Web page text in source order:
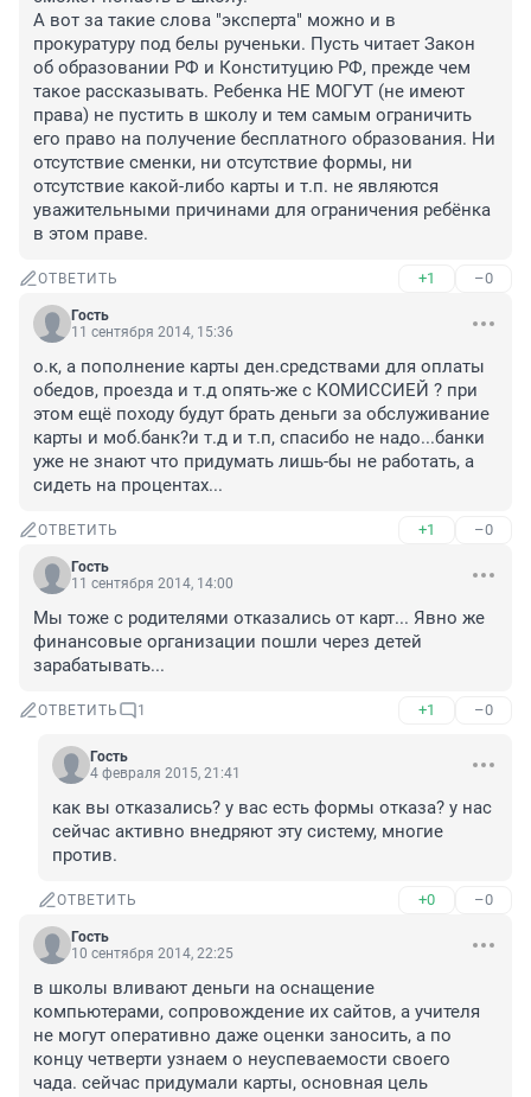
А вот за такие слова "эксперта" можно и в
прокуратуру под белы рученьки. Пусть читает Закон
об образовании РФ и Конституцию РФ, прежде чем
такое рассказывать. Ребенка НЕ МОГУТ (не имеют
права) не пустить в школу и тем самым ограничить
его право на получение бесплатного образования. Ни
отсутствие сменки, ни отсутствие формы, ни
отсутствие какой-либо карты и т.п. не являются
уважительными причинами для ограничения ребёнка
в этом праве.
ОТВЕТИТЬ +1 –0
Гость
11 сентября 2014, 15:36
о.к, а пополнение карты ден.средствами для оплаты
обедов, проезда и т.д опять-же с КОМИССИЕЙ ? при
этом ещё походу будут брать деньги за обслуживание
карты и моб.банк?и т.д и т.п, спасибо не надо...банки
уже не знают что придумать лишь-бы не работать, а
сидеть на процентах...
ОТВЕТИТЬ +1 –0
Гость
11 сентября 2014, 14:00
Мы тоже с родителями отказались от карт... Явно же
финансовые организации пошли через детей
зарабатывать...
ОТВЕТИТЬ 1 +1 –0
Гость
4 февраля 2015, 21:41
как вы отказались? у вас есть формы отказа? у нас
сейчас активно внедряют эту систему, многие
против.
ОТВЕТИТЬ +0 –0
Гость
10 сентября 2014, 22:25
в школы вливают деньги на оснащение
компьютерами, сопровождение их сайтов, а учителя
не могут оперативно даже оценки заносить, а по
концу четверти узнаем о неуспеваемости своего
чада. сейчас придумали карты, основная цель